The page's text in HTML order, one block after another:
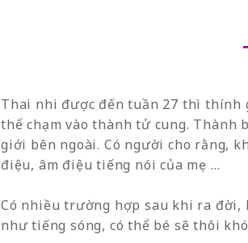
Thai nhi được đến tuần 27 thì thính
thể chạm vào thành tử cung. Thành
giới bên ngoài. Có người cho rằng,
điệu, âm điệu tiếng nói của mẹ …
Có nhiều trường hợp sau khi ra đời,
như tiếng sóng, có thể bé sẽ thôi